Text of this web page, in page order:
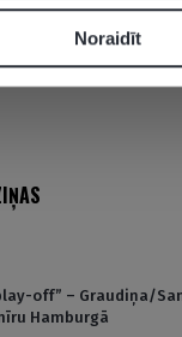
Noraidīt
… 57 58
off” – Graudiņa/
Hamburgā